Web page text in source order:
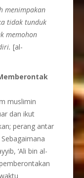
menimpakan
tidak tunduk
memohon
diri.[al-
muslimin
dan ikut
perang antar
‘Ali bin al-